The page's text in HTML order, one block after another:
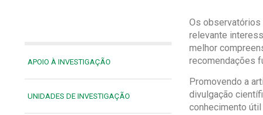
APOIO À INVESTIGAÇÃO
UNIDADES DE INVESTIGAÇÃO
Os observatórios
relevante
melhor
recomendações
Promovendo a
divulgação
conhecimento